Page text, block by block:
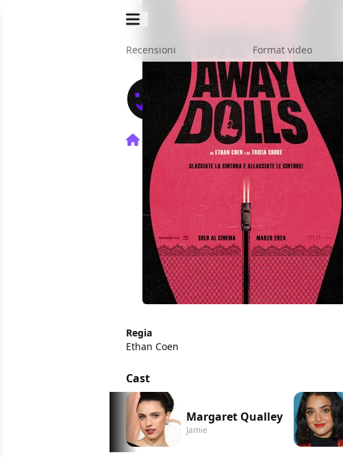
Recensioni Format video
Home Film Drive-Away Dolls
Regia
Ethan Coen
Cast
Margaret Qualley
Jamie